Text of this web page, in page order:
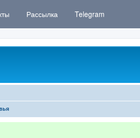
Рассылка Telegram